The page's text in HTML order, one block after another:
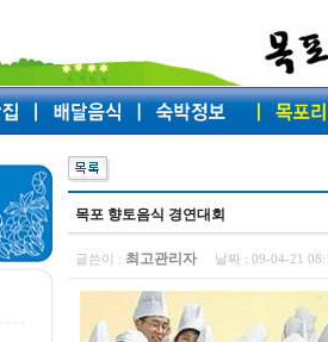
목포 향토음식 경연대회
글쓴이 : 최고관리자 날짜 : 09-04-21